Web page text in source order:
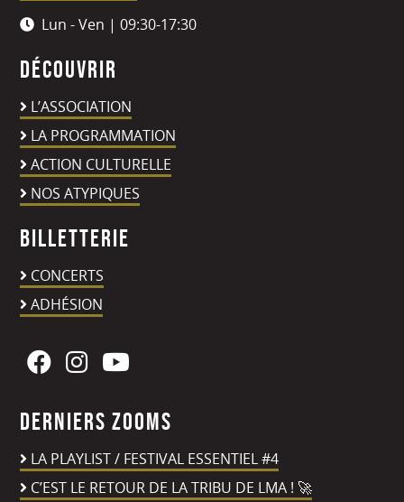
Lun - Ven | 09:30-17:30
Découvrir
L’ASSOCIATION
LA PROGRAMMATION
ACTION CULTURELLE
NOS ATYPIQUES
Billetterie
CONCERTS
ADHÉSION
Derniers zooms
LA PLAYLIST / FESTIVAL ESSENTIEL #4
C’EST LE RETOUR DE LA TRIBU DE LMA ! 🚀